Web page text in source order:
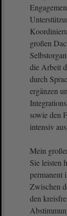
großen
die Arbeit
durch
ergänzen
sowie den
intensiv
Mein
Sie leisten
permanent
Zwischen
den